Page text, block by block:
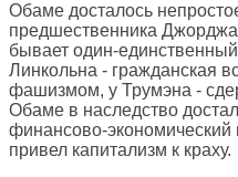
Обаме досталось
предшественника
бывает один-
Линкольна - гражданская
фашизмом, у Трумэна -
Обаме в наследство
финансово-экономический
привел капитализм к краху.